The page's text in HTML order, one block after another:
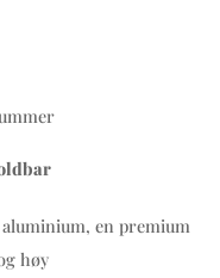
en premium
høy